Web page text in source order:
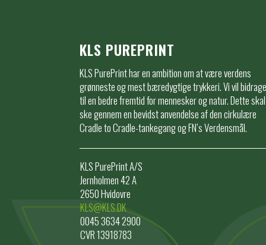
KLS PUREPRINT
KLS PurePrint har en ambition om at være verdens
grønneste og mest bæredygtige trykkeri. Vi vil bidrage
til en bedre fremtid for mennesker og natur. Dette skal
ske gennem en bevidst anvendelse af den cirkulære
Cradle to Cradle-tankegang og FN’s Verdensmål.
KLS PurePrint A/S
Jernholmen 42 A
2650 Hvidovre
KLS@KLS.DK
0045 3634 2900
CVR 13918783